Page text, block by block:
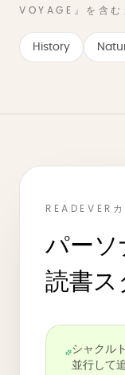
VOYAGE』を含む
History
READEVER
パーソ
読書ス
シャクル
並行して